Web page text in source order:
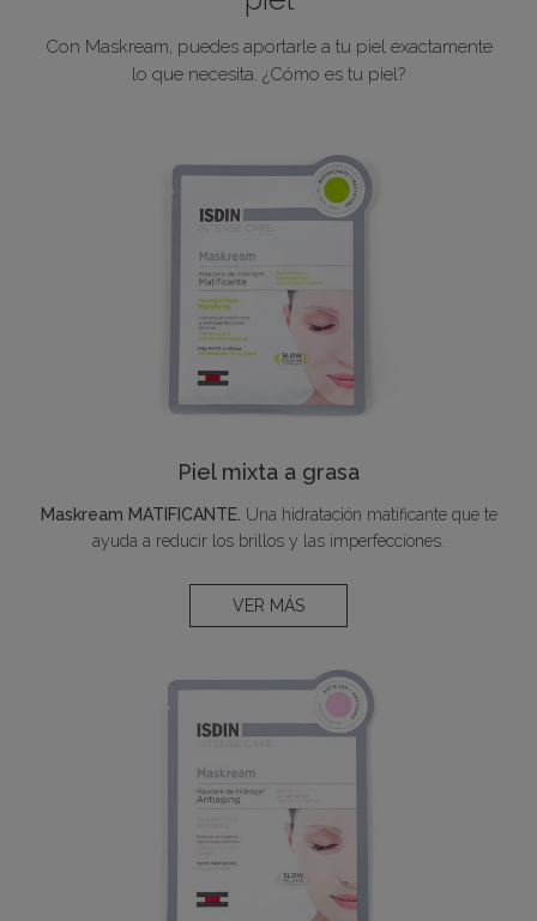
Con Maskream, puedes aportarle a tu piel exactamente
lo que necesita. ¿Cómo es tu piel?
Piel mixta a grasa
Maskream MATIFICANTE. Una hidratación matificante que te
ayuda a reducir los brillos y las imperfecciones.
VER MÁS